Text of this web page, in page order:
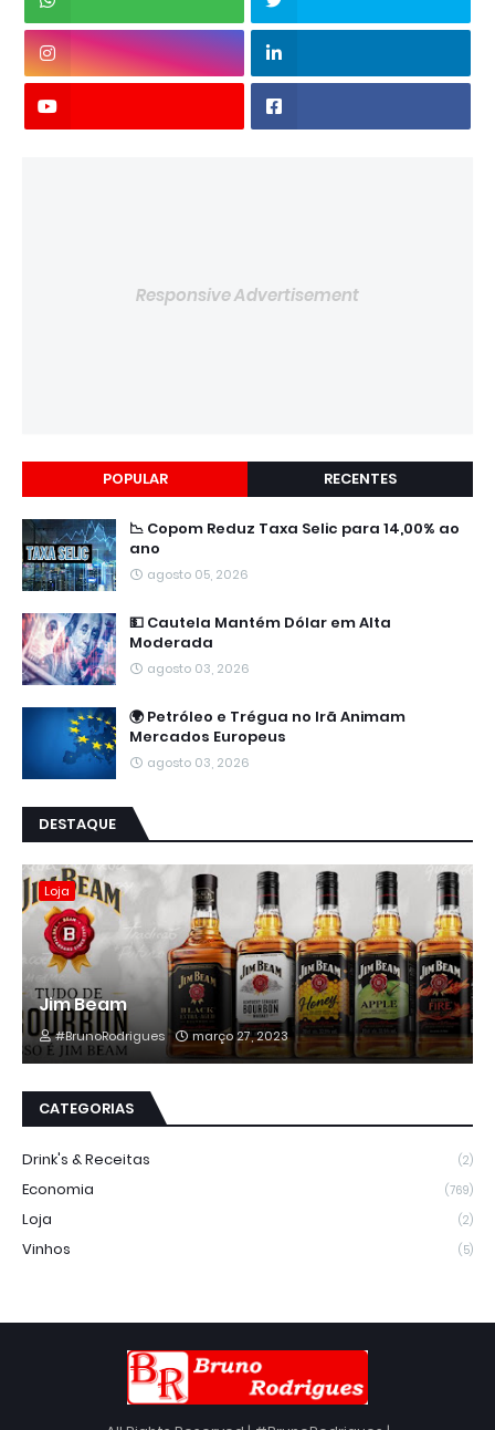
Responsive Advertisement
POPULAR RECENTES
📉 Copom Reduz Taxa Selic para 14,00% ao
ano
agosto 05, 2026
💵 Cautela Mantém Dólar em Alta
Moderada
agosto 03, 2026
🌍 Petróleo e Trégua no Irã Animam
Mercados Europeus
agosto 03, 2026
DESTAQUE
Loja
Jim Beam
#BrunoRodrigues março 27, 2023
CATEGORIAS
Drink's & Receitas (2)
Economia (769)
Loja (2)
Vinhos (5)